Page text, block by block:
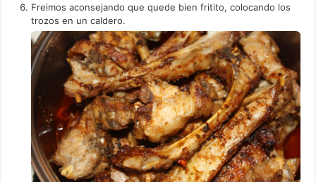
Freimos aconsejando que quede bien fritito, colocando los
trozos en un caldero.